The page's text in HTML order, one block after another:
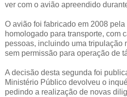
ver com o avião apreendido
O avião foi fabricado em 2008
homologado para transporte, com
pessoas, incluindo uma tripulação
sem permissão para operação de
A decisão desta segunda foi
Ministério Público devolveu o
pedindo a realização de novas